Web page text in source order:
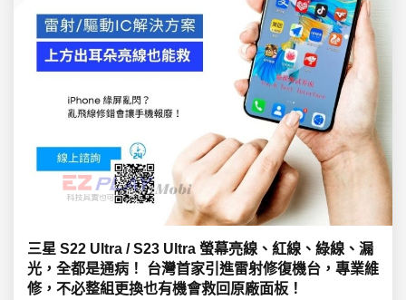
三星 S22 Ultra / S23 Ultra 螢幕亮線、紅線、綠線、漏
光，全都是通病！ 台灣首家引進雷射修復機台，專業維
修，不必整組更換也有機會救回原廠面板！